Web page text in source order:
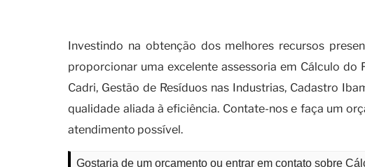
Investindo na obtenção dos melhores recursos
proporcionar uma excelente assessoria em Cálculo
Cadri, Gestão de Resíduos nas Industrias, Cadastro
qualidade aliada à eficiência. Contate-nos e faça um
atendimento possível.
Gostaria de um orçamento ou entrar em contato sobre